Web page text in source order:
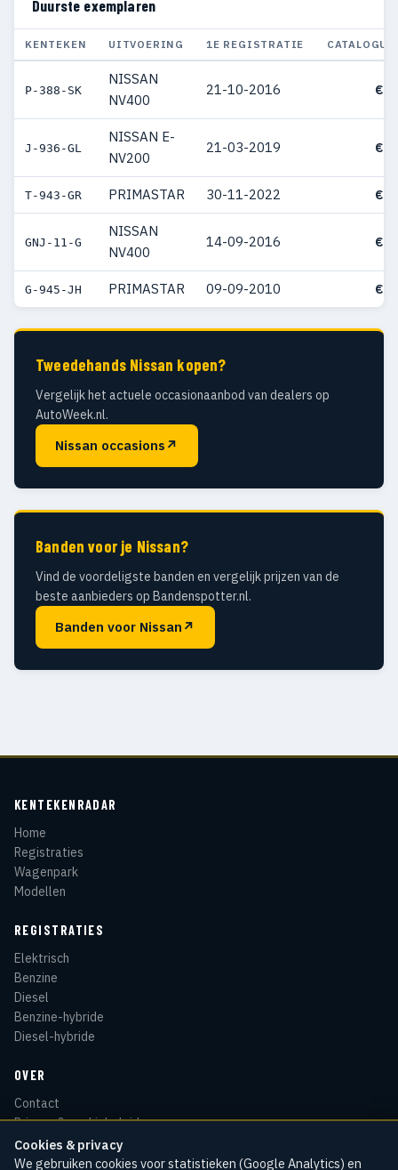
Cookies & privacy
We gebruiken cookies voor statistieken (Google Analytics) en
Duurste exemplaren
KENTEKEN UITVOERING 1E REGISTRATIE
P-388-SK
NISSAN
NV400
21-10-2016 €
J-936-GL
NISSAN E-
NV200
21-03-2019 €
T-943-GR PRIMASTAR 30-11-2022 €
GNJ-11-G
NISSAN
NV400
14-09-2016 €
G-945-JH PRIMASTAR 09-09-2010 €
Tweedehands Nissan kopen?
Vergelijk het actuele occasionaanbod van dealers op
AutoWeek.nl.
Nissan occasions ↗
Banden voor je Nissan?
Vind de voordeligste banden en vergelijk prijzen van de
beste aanbieders op Bandenspotter.nl.
Banden voor Nissan ↗
KENTEKENRADAR
Home
Registraties
Wagenpark
Modellen
REGISTRATIES
Elektrisch
Benzine
Diesel
Benzine-hybride
Diesel-hybride
OVER
Contact
Privacy & cookiebeleid
Disclaimer
Sitemap